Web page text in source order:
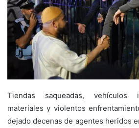
Tiendas saqueadas, vehículos
materiales y violentos
dejado decenas de agentes heridos